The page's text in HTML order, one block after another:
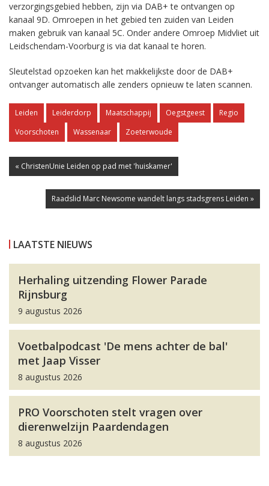
verzorgingsgebied hebben, zijn via DAB+ te ontvangen op
kanaal 9D. Omroepen in het gebied ten zuiden van Leiden
maken gebruik van kanaal 5C. Onder andere Omroep Midvliet uit
Leidschendam-Voorburg is via dat kanaal te horen.
Sleutelstad opzoeken kan het makkelijkste door de DAB+
ontvanger automatisch alle zenders opnieuw te laten scannen.
Leiden Leiderdorp Maatschappij Oegstgeest
Regio
Voorschoten
Wassenaar Zoeterwoude
« ChristenUnie Leiden op pad met 'huiskamer'
Raadslid Marc Newsome wandelt langs stadsgrens Leiden »
LAATSTE NIEUWS
Herhaling uitzending Flower Parade
Rijnsburg
9 augustus 2026
Voetbalpodcast 'De mens achter de bal'
met Jaap Visser
8 augustus 2026
PRO Voorschoten stelt vragen over
dierenwelzijn Paardendagen
8 augustus 2026